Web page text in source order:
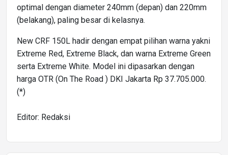
optimal dengan diameter 240mm (depan) dan 220mm
(belakang), paling besar di kelasnya.
New CRF 150L hadir dengan empat pilihan warna yakni
Extreme Red, Extreme Black, dan warna Extreme Green
serta Extreme White. Model ini dipasarkan dengan
harga OTR (On The Road ) DKI Jakarta Rp 37.705.000.
(*)
Editor: Redaksi